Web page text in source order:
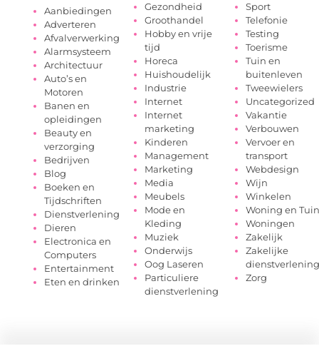
Aanbiedingen
Adverteren
Afvalverwerking
Alarmsysteem
Architectuur
Auto’s en
Motoren
Banen en
opleidingen
Beauty en
verzorging
Bedrijven
Blog
Boeken en
Tijdschriften
Dienstverlening
Dieren
Electronica en
Computers
Entertainment
Eten en drinken
Gezondheid
Groothandel
Hobby en vrije
tijd
Horeca
Huishoudelijk
Industrie
Internet
Internet
marketing
Kinderen
Management
Marketing
Media
Meubels
Mode en
Kleding
Muziek
Onderwijs
Oog Laseren
Particuliere
dienstverlening
Sport
Telefonie
Testing
Toerisme
Tuin en
buitenleven
Tweewielers
Uncategorized
Vakantie
Verbouwen
Vervoer en
transport
Webdesign
Wijn
Winkelen
Woning en Tuin
Woningen
Zakelijk
Zakelijke
dienstverlening
Zorg